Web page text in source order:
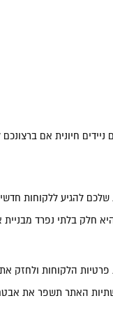
חיונית אם
שלכם להגיע ללקוחות
חלק בלתי נפרד מבניית
הלקוחות ולחזק את
האתר תשפר את